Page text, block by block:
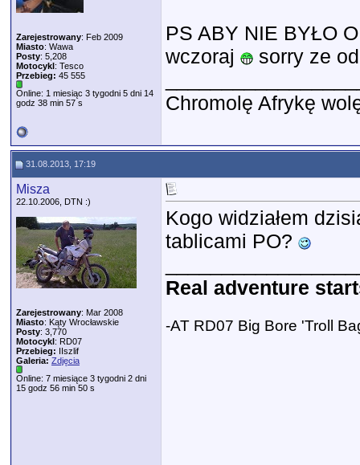
Zarejestrowany: Feb 2009
Miasto: Wawa
Posty: 5,208
Motocykl: Tesco
Przebieg: 45 555
Online: 1 miesiąc 3 tygodni 5 dni 14
godz 38 min 57 s
PS ABY NIE BYŁO
wczoraj
sorry ze
Chromolę Afrykę
31.08.2013, 17:19
Misza
22.10.2006, DTN :)
Zarejestrowany: Mar 2008
Miasto: Kąty Wrocławskie
Posty: 3,770
Motocykl: RD07
Przebieg: IIszlif
Galeria: Zdjęcia
Online: 7 miesiące 3 tygodni 2 dni
15 godz 56 min 50 s
Kogo widziałem
tablicami PO?
Real adventure
-AT RD07 Big Bore 'Troll